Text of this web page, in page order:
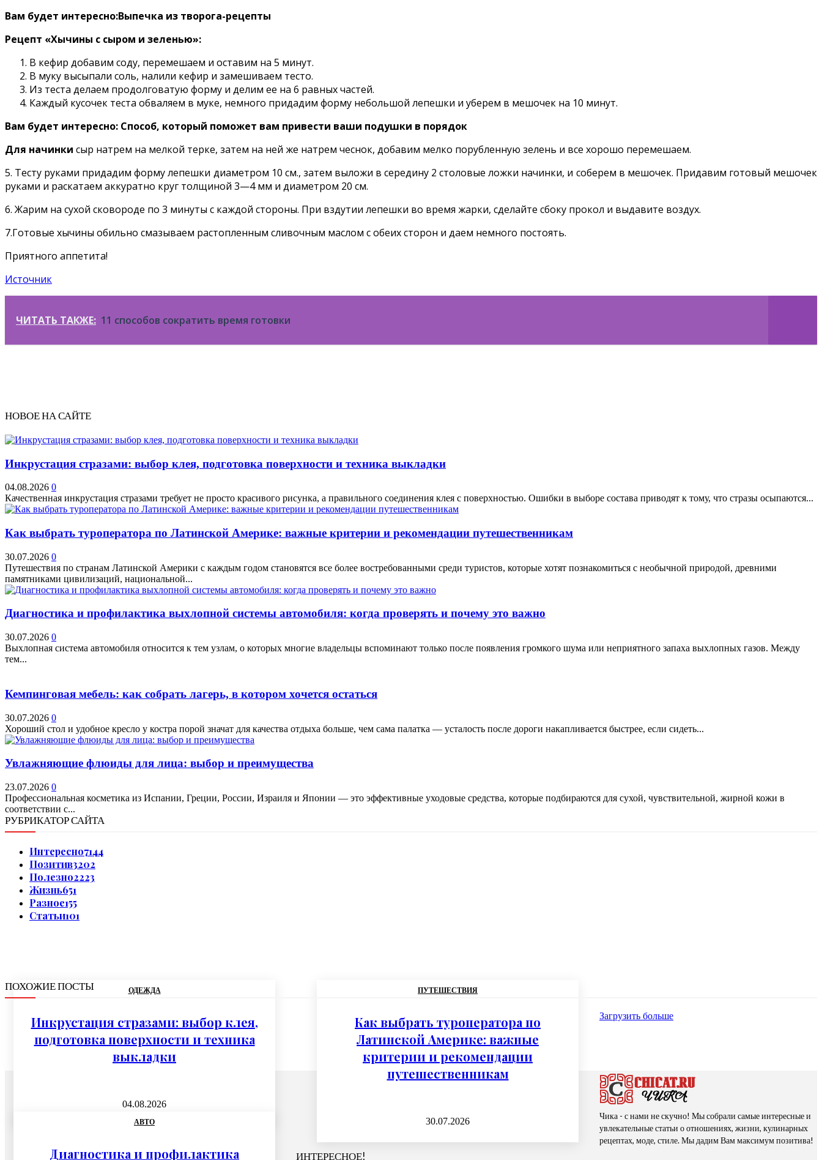
Вам будет интересно:Выпечка из творога-рецепты
Рецепт «Хычины с сыром и зеленью»:
В кефир добавим соду, перемешаем и оставим на 5 минут.
В муку высыпали соль, налили кефир и замешиваем тесто.
Из теста делаем продолговатую форму и делим ее на 6 равных частей.
Каждый кусочек теста обваляем в муке, немного придадим форму небольшой лепешки и уберем в мешочек на 10 минут.
Вам будет интересно: Способ, который поможет вам привести ваши подушки в порядок
Для начинки сыр натрем на мелкой терке, затем на ней же натрем чеснок, добавим мелко порубленную зелень и все хорошо перемешаем.
5. Тесту руками придадим форму лепешки диаметром 10 см., затем выложи в середину 2 столовые ложки начинки, и соберем в мешочек. Придавим готовый мешочек
руками и раскатаем аккуратно круг толщиной 3—4 мм и диаметром 20 см.
6. Жарим на сухой сковороде по 3 минуты с каждой стороны. При вздутии лепешки во время жарки, сделайте сбоку прокол и выдавите воздух.
7.Готовые хычины обильно смазываем растопленным сливочным маслом с обеих сторон и даем немного постоять.
Приятного аппетита!
Источник
ЧИТАТЬ ТАКЖЕ: 11 способов сократить время готовки
НОВОЕ НА САЙТЕ
Инкрустация стразами: выбор клея, подготовка поверхности и техника выкладки
04.08.2026 0
Качественная инкрустация стразами требует не просто красивого рисунка, а правильного соединения клея с поверхностью. Ошибки в выборе состава приводят к тому, что стразы осыпаются...
Как выбрать туроператора по Латинской Америке: важные критерии и рекомендации путешественникам
30.07.2026 0
Путешествия по странам Латинской Америки с каждым годом становятся все более востребованными среди туристов, которые хотят познакомиться с необычной природой, древними
памятниками цивилизаций, национальной...
Диагностика и профилактика выхлопной системы автомобиля: когда проверять и почему это важно
30.07.2026 0
Выхлопная система автомобиля относится к тем узлам, о которых многие владельцы вспоминают только после появления громкого шума или неприятного запаха выхлопных газов. Между
тем...
Кемпинговая мебель: как собрать лагерь, в котором хочется остаться
30.07.2026 0
Хороший стол и удобное кресло у костра порой значат для качества отдыха больше, чем сама палатка — усталость после дороги накапливается быстрее, если сидеть...
Увлажняющие флюиды для лица: выбор и преимущества
23.07.2026 0
Профессиональная косметика из Испании, Греции, России, Израиля и Японии — это эффективные уходовые средства, которые подбираются для сухой, чувствительной, жирной кожи в
соответствии с...
РУБРИКАТОР САЙТА
Интересно7144
Позитив3202
Полезно2223
Жизнь651
Разное155
Статьи101
ПОХОЖИЕ ПОСТЫ ОДЕЖДА
Инкрустация стразами: выбор клея,
подготовка поверхности и техника
выкладки
04.08.2026
ПУТЕШЕСТВИЯ
Как выбрать туроператора по
Латинской Америке: важные
критерии и рекомендации
путешественникам
30.07.2026
АВТО
Диагностика и профилактика
Загрузить больше
Чика - с нами не скучно! Мы собрали самые интересные и
увлекательные статьи о отношениях, жизни, кулинарных
рецептах, моде, стиле. Мы дадим Вам максимум позитива!
ИНТЕРЕСНОЕ!